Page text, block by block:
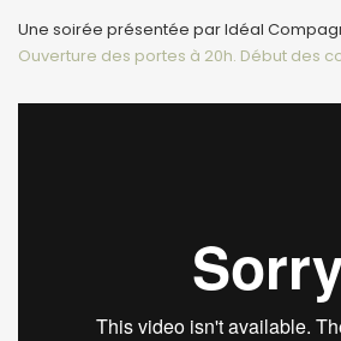
Une soirée présentée par Idéal
Ouverture des portes à 20h. Début des